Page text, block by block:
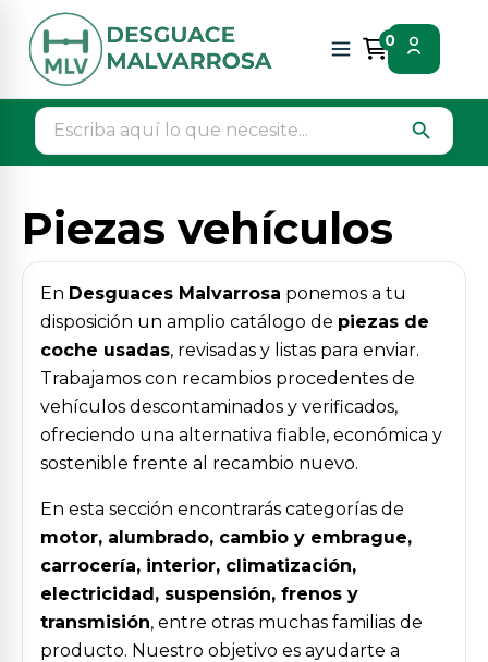
0
search
Inicio Piezas vehículos
Piezas vehículos
En Desguaces Malvarrosa ponemos a tu
disposición un amplio catálogo de piezas de
coche usadas, revisadas y listas para enviar.
Trabajamos con recambios procedentes de
vehículos descontaminados y verificados,
ofreciendo una alternativa fiable, económica y
sostenible frente al recambio nuevo.
En esta sección encontrarás categorías de
motor, alumbrado, cambio y embrague,
carrocería, interior, climatización,
electricidad, suspensión, frenos y
transmisión, entre otras muchas familias de
producto. Nuestro objetivo es ayudarte a